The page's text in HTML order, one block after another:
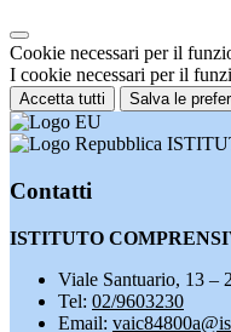
Cookie necessari per il
I cookie necessari per il
Accetta tutti Salva le
Contatti
ISTITUTO
Viale Santuario, 13 –
Tel: 02/9603230
Email: